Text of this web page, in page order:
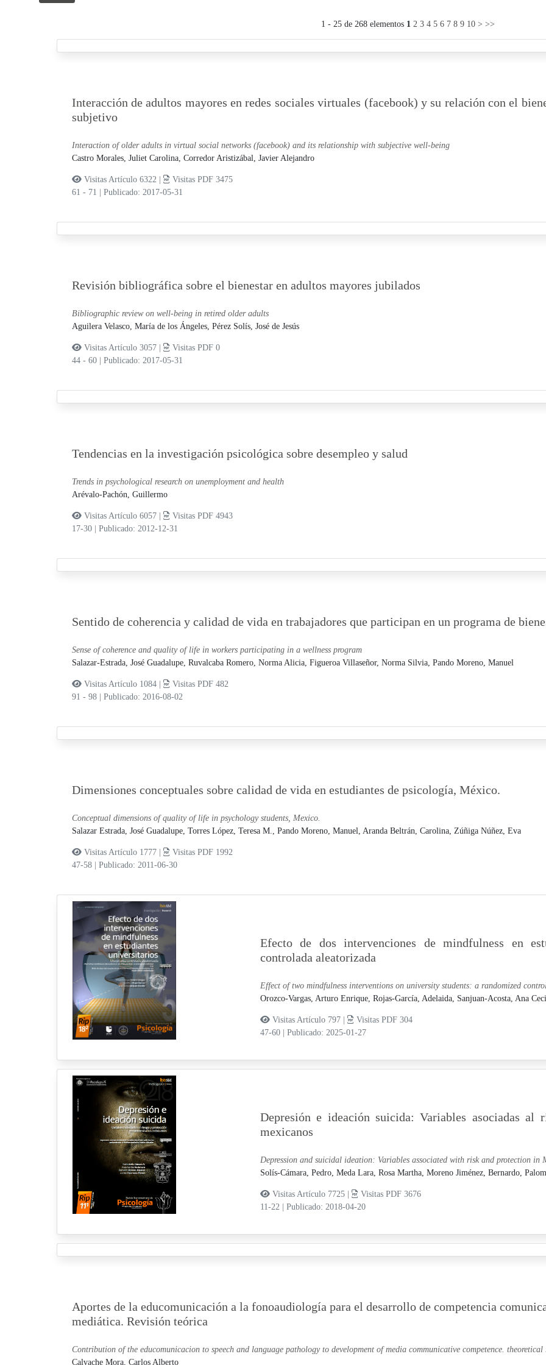
1 - 25 de 268 elementos 1 2 3 4 5 6 7 8 9 10 > >>
Interacción de adultos mayores en redes sociales virtuales (facebook) y su relación con el
subjetivo
Interaction of older adults in virtual social networks (facebook) and its relationship with subjective well-being
Castro Morales, Juliet Carolina, Corredor Aristizábal, Javier Alejandro
Visitas Artículo 6322 |
Visitas PDF 3475
61 - 71
Publicado: 2017-05-31
Revisión bibliográfica sobre el bienestar en adultos mayores jubilados
Bibliographic review on well-being in retired older adults
Aguilera Velasco, María de los Ángeles, Pérez Solís, José de Jesús
Visitas Artículo 3057 |
Visitas PDF 0
44 - 60
Publicado: 2017-05-31
Tendencias en la investigación psicológica sobre desempleo y salud
Trends in psychological research on unemployment and health
Arévalo-Pachón, Guillermo
Visitas Artículo 6057 |
Visitas PDF 4943
17-30
Publicado: 2012-12-31
Sentido de coherencia y calidad de vida en trabajadores que participan en un programa de
Sense of coherence and quality of life in workers participating in a wellness program
Salazar-Estrada, José Guadalupe, Ruvalcaba Romero, Norma Alicia, Figueroa Villaseñor, Norma Silvia, Pando Moreno, Manuel
Visitas Artículo 1084 |
Visitas PDF 482
91 - 98
Publicado: 2016-08-02
Dimensiones conceptuales sobre calidad de vida en estudiantes de psicología, México.
Conceptual dimensions of quality of life in psychology students, Mexico.
Salazar Estrada, José Guadalupe, Torres López, Teresa M., Pando Moreno, Manuel, Aranda Beltrán, Carolina, Zúñiga Núñez, Eva
Visitas Artículo 1777 |
Visitas PDF 1992
47-58
Publicado: 2011-06-30
Efecto de dos intervenciones de mindfulness en
controlada aleatorizada
Effect of two mindfulness interventions on university students: a randomized
Orozco-Vargas, Arturo Enrique, Rojas-García, Adelaida, Sanjuan-Acosta, Ana
Visitas Artículo 797 |
Visitas PDF 304
47-60
Publicado: 2025-01-27
Depresión e ideación suicida: Variables asociadas al
mexicanos
Depression and suicidal ideation: Variables associated with risk and protection in
Solís-Cámara, Pedro, Meda Lara, Rosa Martha, Moreno Jiménez, Bernardo,
Visitas Artículo 7725 |
Visitas PDF 3676
11-22
Publicado: 2018-04-20
Aportes de la educomunicación a la fonoaudiología para el desarrollo de competencia
mediática. Revisión teórica
Contribution of the educomunicacion to speech and language pathology to development of media communicative competence. theoretical
Calvache Mora, Carlos Alberto